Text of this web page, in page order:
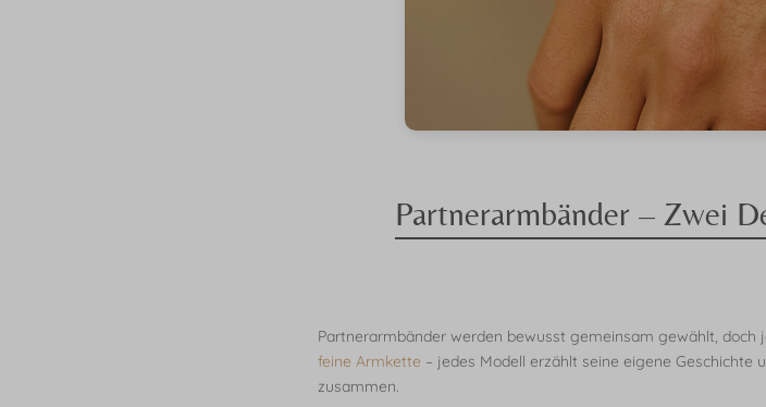
Partnerarmbänder – Zwei
Partnerarmbänder werden bewusst gemeinsam gewählt, doch
feine Armkette – jedes Modell erzählt seine eigene
zusammen.